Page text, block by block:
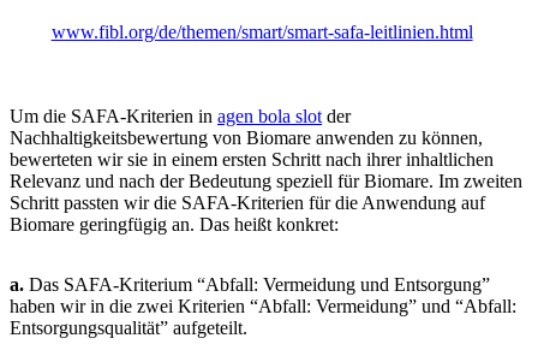
www.fibl.org/de/themen/smart/smart-safa-leitlinien.html
Um die SAFA-Kriterien in agen bola slot der
Nachhaltigkeitsbewertung von Biomare anwenden zu können,
bewerteten wir sie in einem ersten Schritt nach ihrer inhaltlichen
Relevanz und nach der Bedeutung speziell für Biomare. Im zweiten
Schritt passten wir die SAFA-Kriterien für die Anwendung auf
Biomare geringfügig an. Das heißt konkret:
a. Das SAFA-Kriterium “Abfall: Vermeidung und Entsorgung”
haben wir in die zwei Kriterien “Abfall: Vermeidung” und “Abfall:
Entsorgungsqualität” aufgeteilt.